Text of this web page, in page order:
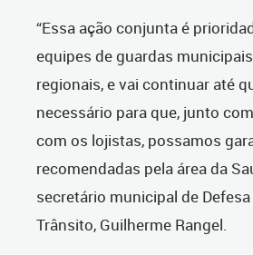
“Essa ação conjunta é
equipes de guardas
regionais, e vai continuar até
necessário para que, junto
com os lojistas, possamos
recomendadas pela área da
secretário municipal de
Trânsito, Guilherme Rangel.